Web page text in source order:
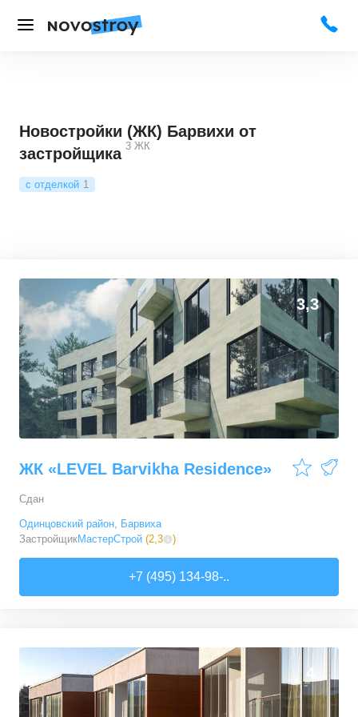
Новостройки (ЖК) Барвихи от
застройщика 3 ЖК
с отделкой 1
3,3
ЖК «LEVEL Barvikha Residence»
Сдан
Одинцовский район, Барвиха
ЗастройщикМастерСтрой (2,3 )
+7 (495) 134-98-..
4